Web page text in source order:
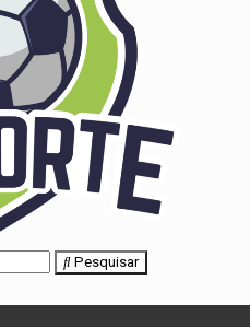
Pesquisar